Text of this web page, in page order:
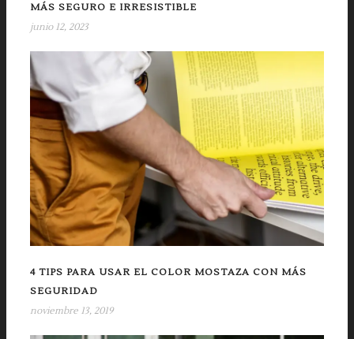
MÁS SEGURO E IRRESISTIBLE
junio 12, 2023
4 TIPS PARA USAR EL COLOR MOSTAZA CON MÁS
SEGURIDAD
noviembre 13, 2019